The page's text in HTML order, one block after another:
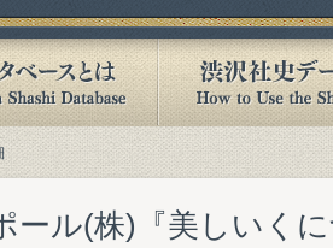
ール(株)『美しいく